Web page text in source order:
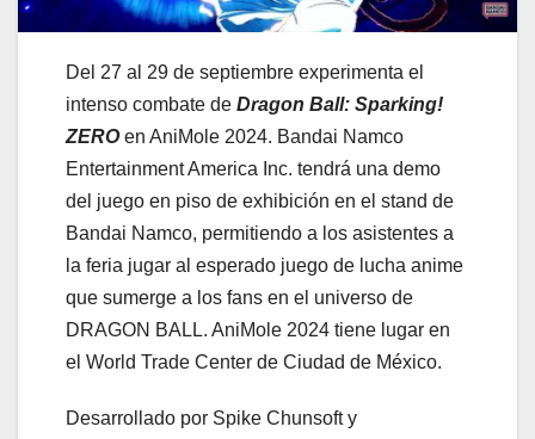
Del 27 al 29 de septiembre experimenta el
intenso combate de Dragon Ball: Sparking!
ZEROen AniMole 2024. Bandai Namco
Entertainment America Inc. tendrá una demo
del juego en piso de exhibición en el stand de
Bandai Namco, permitiendo a los asistentes a
la feria jugar al esperado juego de lucha anime
que sumerge a los fans en el universo de
DRAGON BALL. AniMole 2024 tiene lugar en
el World Trade Center de Ciudad de México.
Desarrollado por Spike Chunsoft y